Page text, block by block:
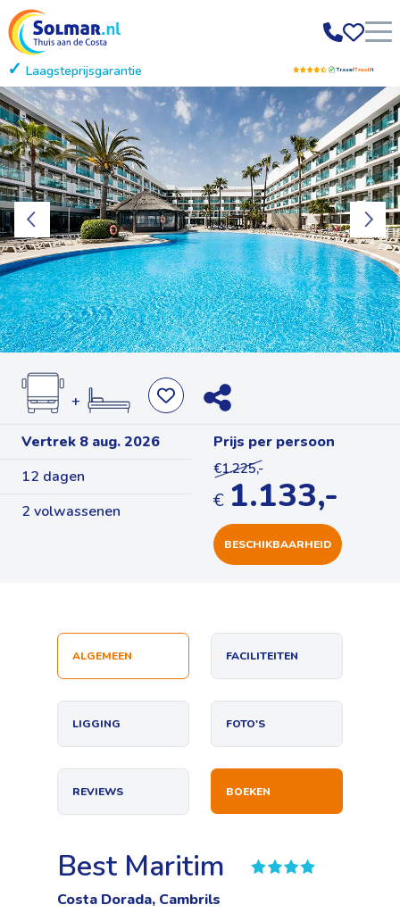
Laagsteprijsgarantie Gratis annuleren
+
Vertrek 8 aug. 2026
12 dagen
2 volwassenen
Prijs per persoon
€1.225,-
€ 1.133,-
BESCHIKBAARHEID
ALGEMEEN FACILITEITEN
LIGGING FOTO'S
REVIEWS BOEKEN
Best Maritim
Costa Dorada, Cambrils